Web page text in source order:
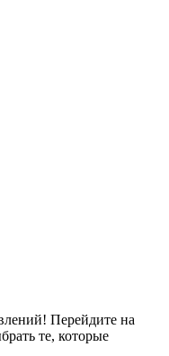
Перейдите на
те, которые